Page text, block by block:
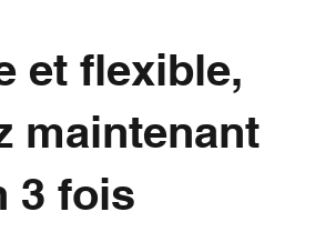
et flexible,
maintenant
3 fois